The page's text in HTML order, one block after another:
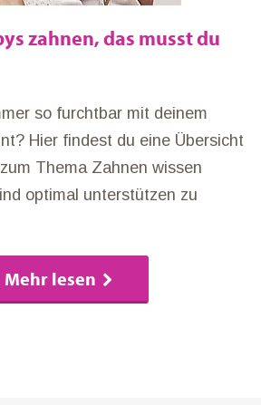
zahnen, das musst du
so furchtbar mit deinem
Hier findest du eine Übersicht
Thema Zahnen wissen
optimal unterstützen zu
Mehr lesen